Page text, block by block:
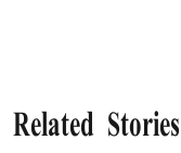
Related Stories